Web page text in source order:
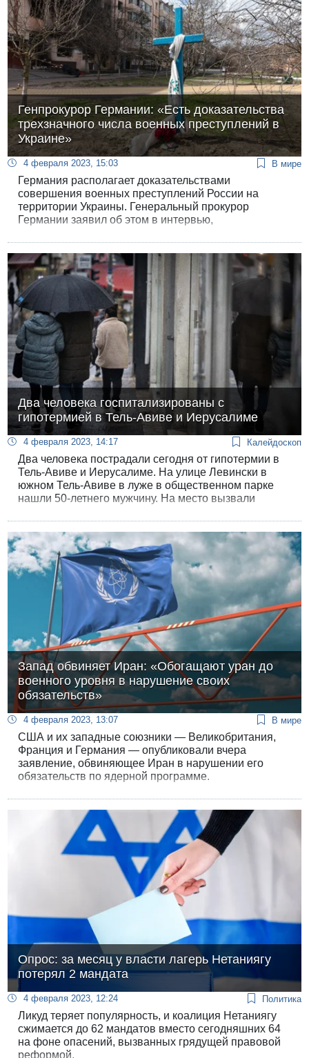
Генпрокурор Германии: «Есть доказательства
трехзначного числа военных преступлений в
Украине»
4 февраля 2023, 15:03 В мире
Германия располагает доказательствами
совершения военных преступлений России на
территории Украины. Генеральный прокурор
Германии заявил об этом в интервью,
Sonntag.
Два человека госпитализированы с
гипотермией в Тель-Авиве и Иерусалиме
4 февраля 2023, 14:17 Калейдоскоп
Два человека пострадали сегодня от гипотермии в
Тель-Авиве и Иерусалиме. На улице Левински в
южном Тель-Авиве в луже в общественном парке
нашли 50-летнего мужчину. На место вызвали
Запад обвиняет Иран: «Обогащают уран до
военного уровня в нарушение своих
обязательств»
4 февраля 2023, 13:07 В мире
США и их западные союзники — Великобритания,
Франция и Германия — опубликовали вчера
заявление, обвиняющее Иран в нарушении его
обязательств по ядерной программе.
Опрос: за месяц у власти лагерь Нетаниягу
потерял 2 мандата
4 февраля 2023, 12:24 Политика
Ликуд теряет популярность, и коалиция Нетаниягу
сжимается до 62 мандатов вместо сегодняшних 64
на фоне опасений, вызванных грядущей правовой
реформой.